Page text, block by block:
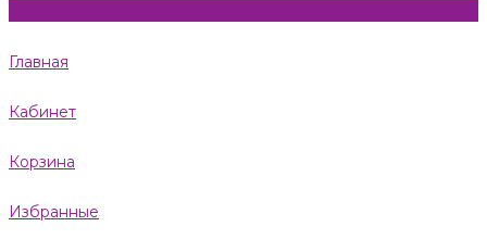
Главная
Кабинет
Корзина
Избранные